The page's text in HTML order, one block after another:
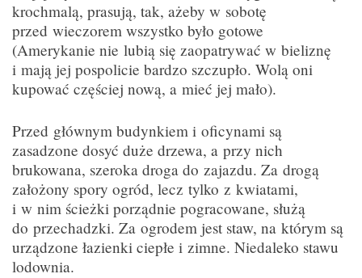
krochmalą, prasują, tak, ażeby w sobotę
przed wieczorem wszystko było gotowe
(Amerykanie nie lubią się zaopatrywać w bieliznę
i mają jej pospolicie bardzo szczupło. Wolą oni
kupować częściej nową, a mieć jej mało).
Przed głównym budynkiem i oficynami są
zasadzone dosyć duże drzewa, a przy nich
brukowana, szeroka droga do zajazdu. Za drogą
założony spory ogród, lecz tylko z kwiatami,
i w nim ścieżki porządnie pogracowane, służą
do przechadzki. Za ogrodem jest staw, na którym są
urządzone łazienki ciepłe i zimne. Niedaleko stawu
lodownia.